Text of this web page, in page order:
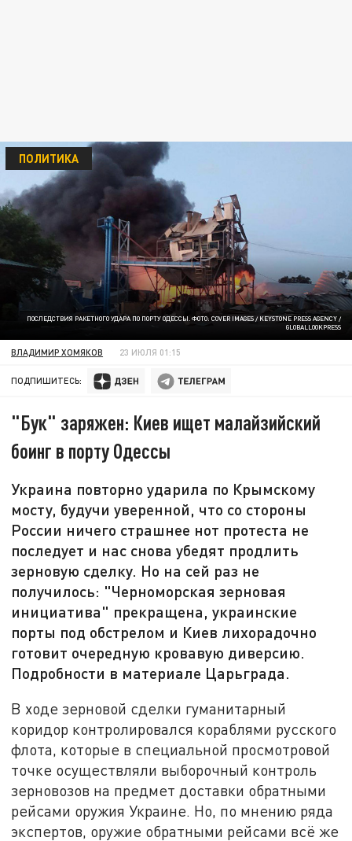
ПОСЛЕДСТВИЯ РАКЕТНОГО УДАРА ПО ПОРТУ ОДЕССЫ. ФОТО: COVER IMAGES / KEYSTONE PRESS AGENCY /
GLOBALLOOKPRESS
ПОЛИТИКА
ВЛАДИМИР ХОМЯКОВ 23 ИЮЛЯ 01:15
ПОДПИШИТЕСЬ:
"Бук" заряжен: Киев ищет малайзийский
боинг в порту Одессы
Украина повторно ударила по Крымскому
мосту, будучи уверенной, что со стороны
России ничего страшнее нот протеста не
последует и нас снова убедят продлить
зерновую сделку. Но на сей раз не
получилось: "Черноморская зерновая
инициатива" прекращена, украинские
порты под обстрелом и Киев лихорадочно
готовит очередную кровавую диверсию.
Подробности в материале Царьграда.
В ходе зерновой сделки гуманитарный
коридор контролировался кораблями русского
флота, которые в специальной просмотровой
точке осуществляли выборочный контроль
зерновозов на предмет доставки обратными
рейсами оружия Украине. Но, по мнению ряда
экспертов, оружие обратными рейсами всё же